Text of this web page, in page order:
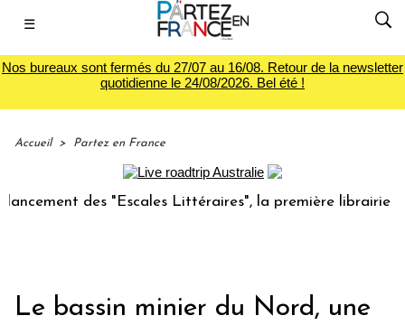
☰
Nos bureaux sont fermés du 27/07 au 16/08. Retour de la newsletter
quotidienne le 24/08/2026. Bel été !
Accueil > Partez en France
des "Escales Littéraires", la première librairie du
Le bassin minier du Nord, une